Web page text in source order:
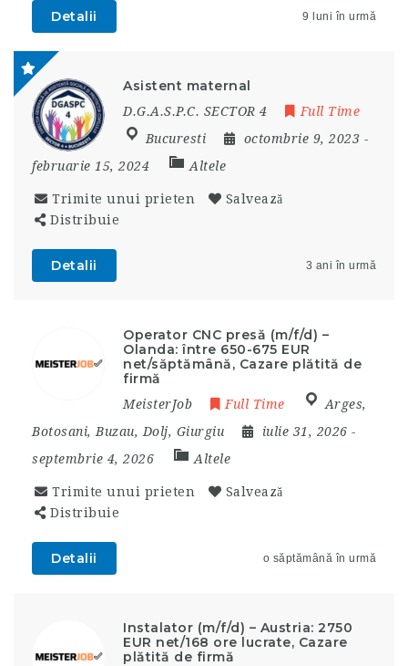
Detalii 9 luni în urmă
Asistent maternal
D.G.A.S.P.C. SECTOR 4
Full Time
Bucuresti
octombrie 9, 2023 -
februarie 15, 2024
Altele
Trimite unui prieten
Salvează
Distribuie
Detalii 3 ani în urmă
Operator CNC presă (m/f/d) –
Olanda: între 650-675 EUR
net/săptămână, Cazare plătită de
firmă
MeisterJob Full Time Arges,
Botosani, Buzau, Dolj, Giurgiu iulie 31, 2026 -
septembrie 4, 2026
Altele
Trimite unui prieten
Salvează
Distribuie
Detalii o săptămână în urmă
Instalator (m/f/d) – Austria: 2750
EUR net/168 ore lucrate, Cazare
plătită de firmă